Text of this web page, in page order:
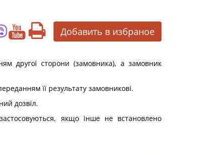
Добавить в избраное
другої сторони (замовника), а замовник
її результату замовникові.
дозвіл.
якщо інше не встановлено